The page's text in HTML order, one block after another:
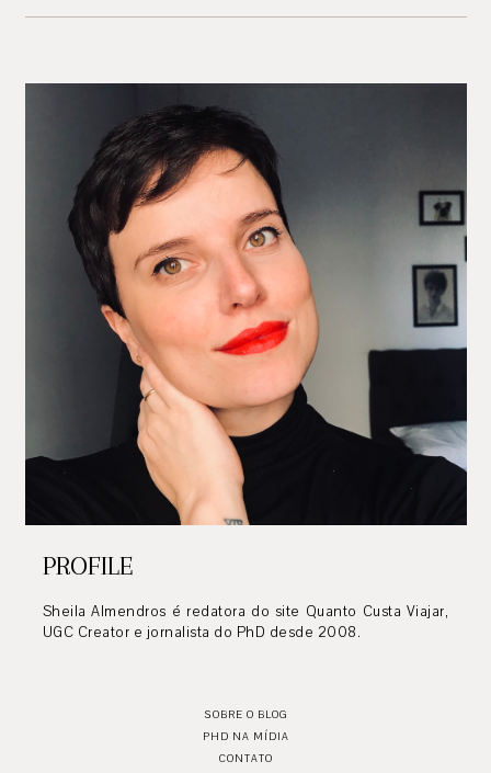
PROFILE
Sheila Almendros é redatora do site Quanto Custa Viajar,
UGC Creator e jornalista do PhD desde 2008.
SOBRE O BLOG
PHD NA MÍDIA
CONTATO